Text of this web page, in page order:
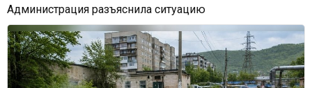
Администрация разъяснила ситуацию